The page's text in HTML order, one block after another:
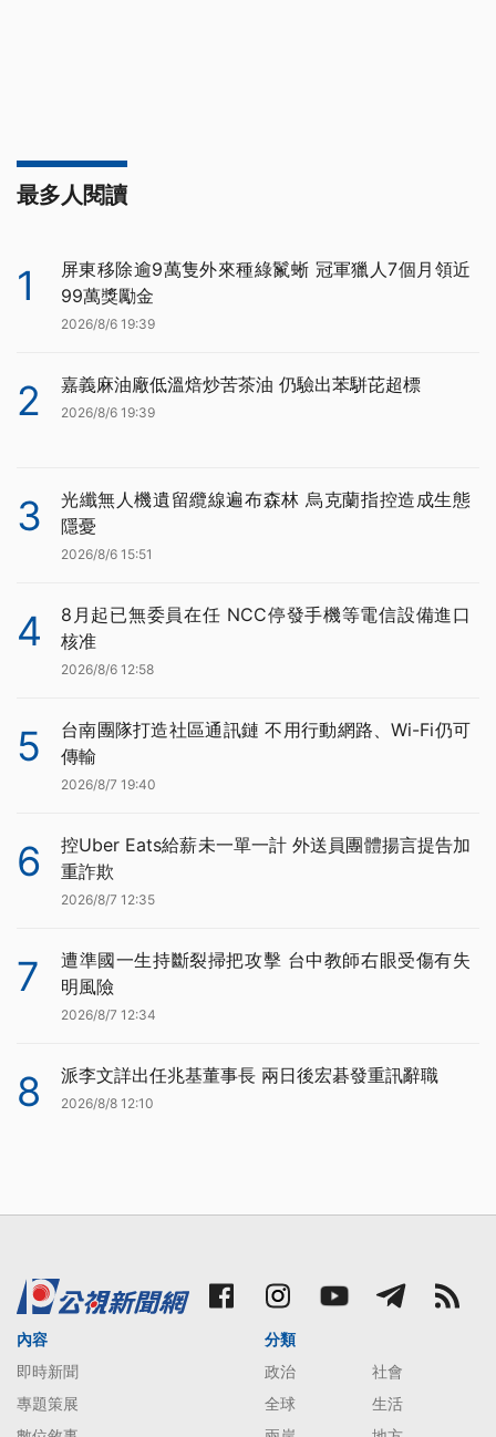
最多人閱讀
1
屏東移除逾9萬隻外來種綠鬣蜥 冠軍獵人7個月領近
99萬獎勵金
2026/8/6 19:39
2 嘉義麻油廠低溫焙炒苦茶油 仍驗出苯駢芘超標
2026/8/6 19:39
3
光纖無人機遺留纜線遍布森林 烏克蘭指控造成生態
隱憂
2026/8/6 15:51
4
8月起已無委員在任 NCC停發手機等電信設備進口
核准
2026/8/6 12:58
5
台南團隊打造社區通訊鏈 不用行動網路、Wi-Fi仍可
傳輸
2026/8/7 19:40
6
控Uber Eats給薪未一單一計 外送員團體揚言提告加
重詐欺
2026/8/7 12:35
7
遭準國一生持斷裂掃把攻擊 台中教師右眼受傷有失
明風險
2026/8/7 12:34
8 派李文詳出任兆基董事長 兩日後宏碁發重訊辭職
2026/8/8 12:10
內容
即時新聞
專題策展
分類
政治
社會
全球
生活